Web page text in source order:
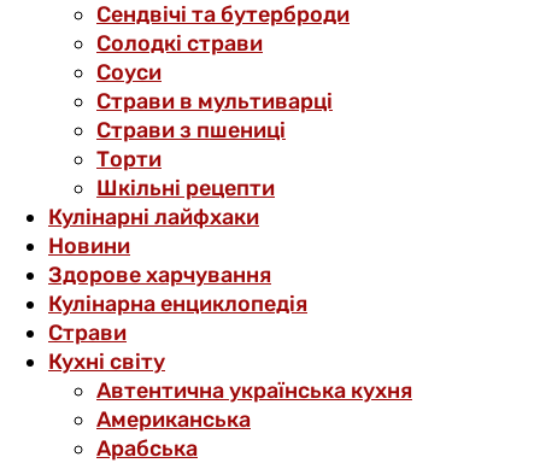
Сендвічі та бутерброди
Солодкі страви
Соуси
Страви в мультиварці
Страви з пшениці
Торти
Шкільні рецепти
Кулінарні лайфхаки
Новини
Здорове харчування
Кулінарна енциклопедія
Страви
Кухні світу
Автентична українська кухня
Американська
Арабська